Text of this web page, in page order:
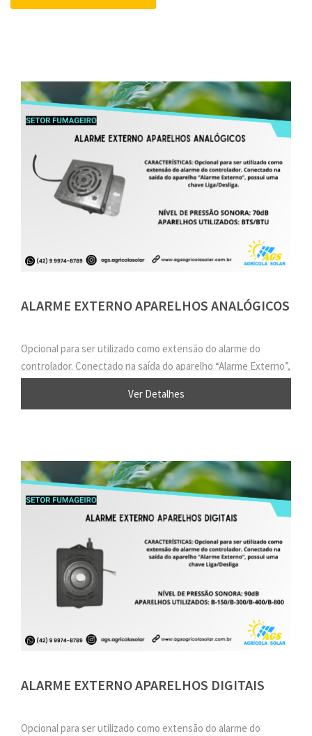
ALARME EXTERNO APARELHOS ANALÓGICOS
Opcional para ser utilizado como extensão do alarme do
controlador. Conectado na saída do aparelho “Alarme Externo”,
Ver Detalhes
ALARME EXTERNO APARELHOS DIGITAIS
Opcional para ser utilizado como extensão do alarme do